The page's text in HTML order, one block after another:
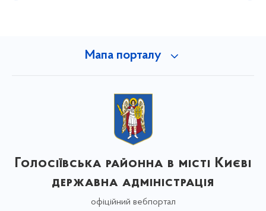
Мапа порталу
Голосіївська районна в місті Києві
державна адміністрація
офіційний вебпортал